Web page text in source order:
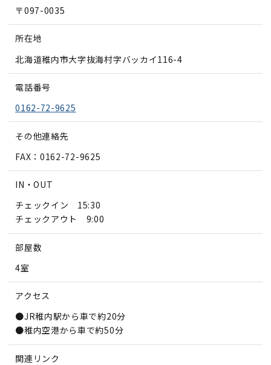
〒097-0035
所在地
北海道稚内市大字抜海村字バッカイ116-4
電話番号
0162-72-9625
その他連絡先
FAX：0162-72-9625
IN・OUT
チェックイン 15:30
チェックアウト 9:00
部屋数
4室
アクセス
●JR稚内駅から車で約20分
●稚内空港から車で約50分
関連リンク